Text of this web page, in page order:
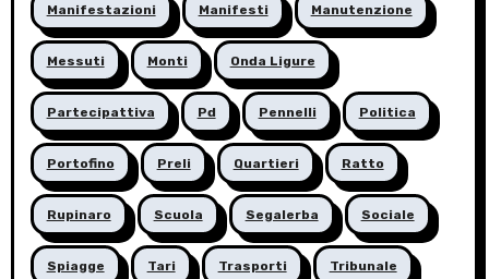
Manifestazioni Manifesti Manutenzione
Messuti Monti Onda Ligure
Partecipattiva Pd Pennelli Politica
Portofino Preli Quartieri Ratto
Rupinaro Scuola Segalerba Sociale
Spiagge Tari Trasporti Tribunale